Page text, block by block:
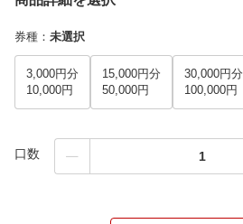
券種 ： 未選択
3,000円分
10,000円
15,000円分
50,000円
30,000円分
100,000円
口数